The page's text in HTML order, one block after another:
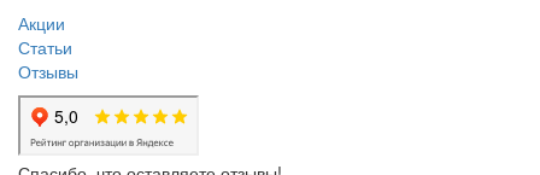
Акции
Статьи
Отзывы